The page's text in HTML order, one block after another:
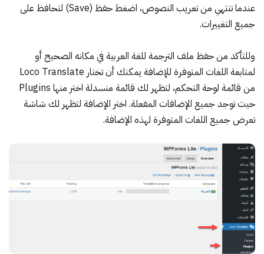
عندما تنتهي من تعريب النصوص، اضغط حفظ (Save) لتحافظ على
جميع التغييرات.
وللتأكد من حفظ ملف الترجمة للغة العربية في مكانه الصحيح أو
لمتابعة اللغات المتوفرة للإضافة يمكنك أن تختار Loco Translate
من قائمة لوحة التحكم، لتظهر لك قائمة منسدلة اختر منها Plugins
حيث توجد جميع الإضافات المفعلة. اختر الإضافة لتظهر لك شاشة
تعرض جميع اللغات المتوفرة لهذه الإضافة.